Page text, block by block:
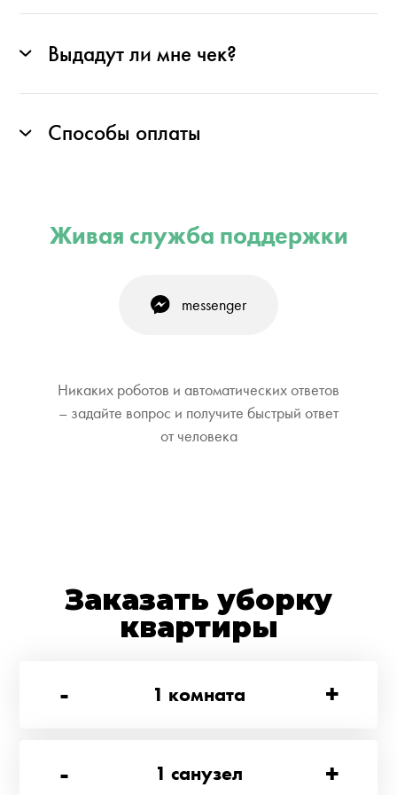
Выдадут ли мне чек?
Способы оплаты
Живая служба поддержки
messenger
Никаких роботов и автоматических ответов
– задайте вопрос и получите быстрый ответ
от человека
Заказать уборку
квартиры
-
1 комната +
- 1 санузел +